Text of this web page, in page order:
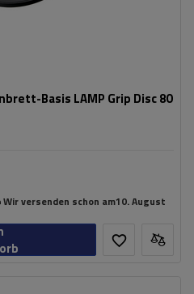
Basis LAMP Grip Disc 80
Wir versenden schon am10. August